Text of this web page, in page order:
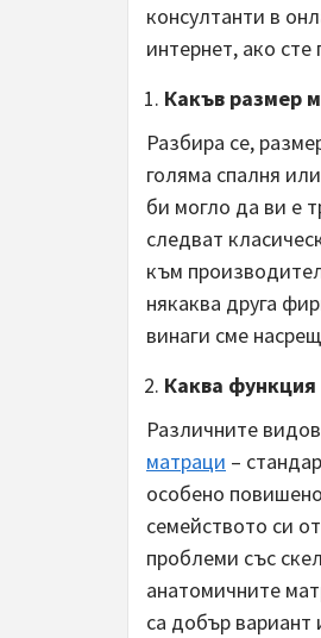
консултанти в
интернет, ако
Какъв размер
Разбира се,
голяма спалня
би могло да ви е
следват
към
някаква друга
винаги сме
Каква
Различните
матраци –
особено
семейството си
проблеми със
анатомичните
са добър